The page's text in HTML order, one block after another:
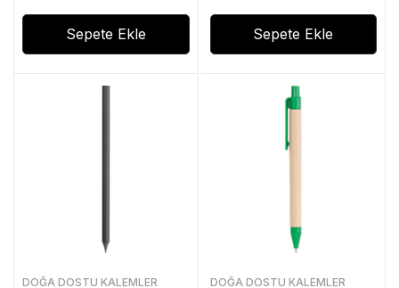
Sepete Ekle Sepete Ekle
DOĞA DOSTU KALEMLER DOĞA DOSTU KALEMLER